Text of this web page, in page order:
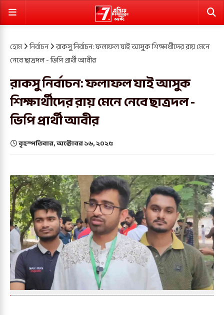
হোম নির্বাচন রাকসু নির্বাচন: ফলাফল যাই আসুক শিক্ষার্থীদের রায় মেনে
নেবে ছাত্রদল - ভিপি প্রার্থী আবীর
রাকসু নির্বাচন: ফলাফল যাই আসুক
শিক্ষার্থীদের রায় মেনে নেবে ছাত্রদল -
ভিপি প্রার্থী আবীর
বৃহস্পতিবার, অক্টোবর ১৬, ২০২৫